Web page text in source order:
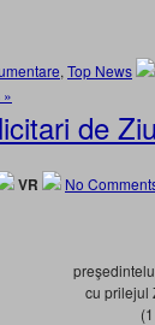
, Top News
de
VR No
cu prilejul